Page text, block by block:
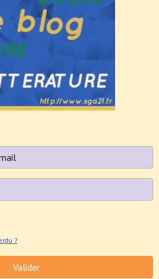
?
Valider